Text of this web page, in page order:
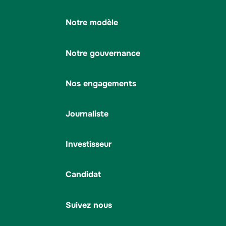
Notre modèle
Notre gouvernance
Nos engagements
Journaliste
Investisseur
Candidat
Suivez nous